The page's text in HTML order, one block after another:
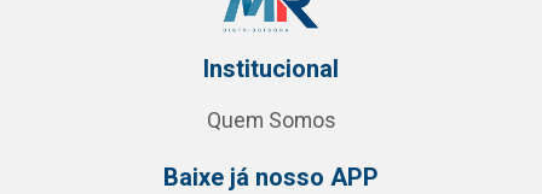
Institucional
Quem Somos
Baixe já nosso APP